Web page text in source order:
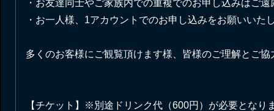
・お友達同士やご家族内での重複でのお申し込みはご
・お一人様、1アカウントでのお申し込みをお願いいた
多くのお客様にご観覧頂けます様、皆様のご理解とご
【チケット】※別途ドリンク代（600円）が必要とな